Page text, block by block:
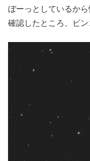
ぼーっとしているか
確認したところ、ビン